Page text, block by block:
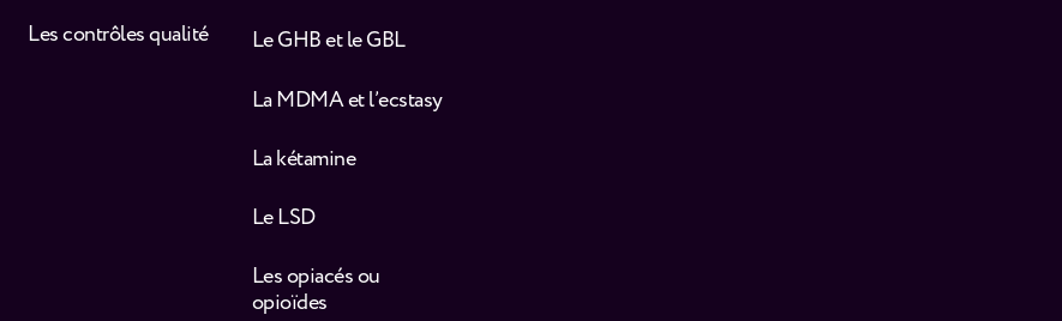
Les contrôles qualité
Le GHB et le GBL
La MDMA et l’ecstasy
La kétamine
Le LSD
Les opiacés ou
opioïdes